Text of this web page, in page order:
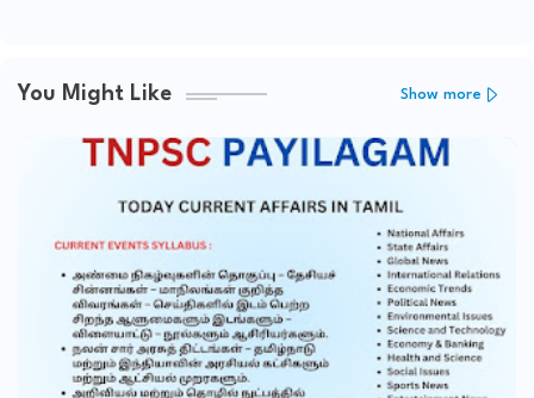
You Might Like Show more